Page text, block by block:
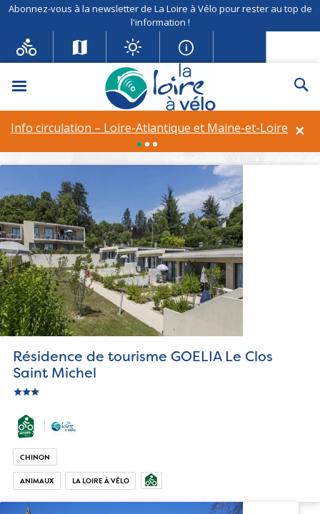
Abonnez-vous à la newsletter de La Loire à Vélo pour rester au top de
l'information !
Menu
×
Info circulation – Loire-Atlantique et Maine-et-Loire
Info circulation – Déviation à Vineuil (41)
Résidence de tourisme
GOELIA Le Clos Saint Michel
Equipements et services :Garage à vélo
Résidence de tourisme GOELIA Le Clos
Saint Michel
ic_star
CHINON
ANIMAUX LA LOIRE À VÉLO